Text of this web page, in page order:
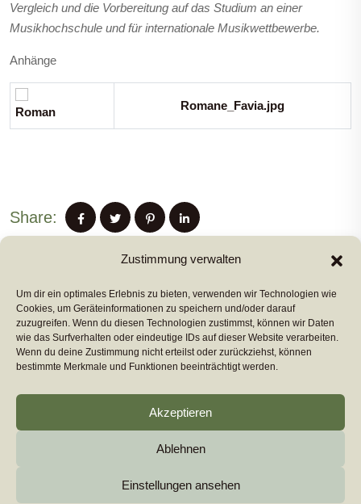
Zustimmung verwalten
Um dir ein optimales Erlebnis zu bieten, verwenden wir Technologien wie
Cookies, um Geräteinformationen zu speichern und/oder darauf
zuzugreifen. Wenn du diesen Technologien zustimmst, können wir Daten
wie das Surfverhalten oder eindeutige IDs auf dieser Website verarbeiten.
Wenn du deine Zustimmung nicht erteilst oder zurückziehst, können
bestimmte Merkmale und Funktionen beeinträchtigt werden.
Akzeptieren
Ablehnen
Einstellungen ansehen
Vergleich und die Vorbereitung auf das Studium an einer
Musikhochschule und für internationale Musikwettbewerbe.
Anhänge
Romane_Favia.jpg
Share:
PREVIUS POST
NEXT POST
euromarcomAll Rights Reserved by